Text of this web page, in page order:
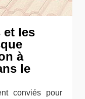
et les
à
le
conviés pour